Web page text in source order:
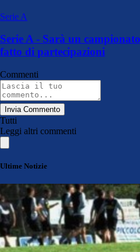
Serie A
Serie A - Sarà un
fatto di partecipazioni
Commenti
Invia Commento
Tutti
Leggi altri commenti
Ultime Notizie